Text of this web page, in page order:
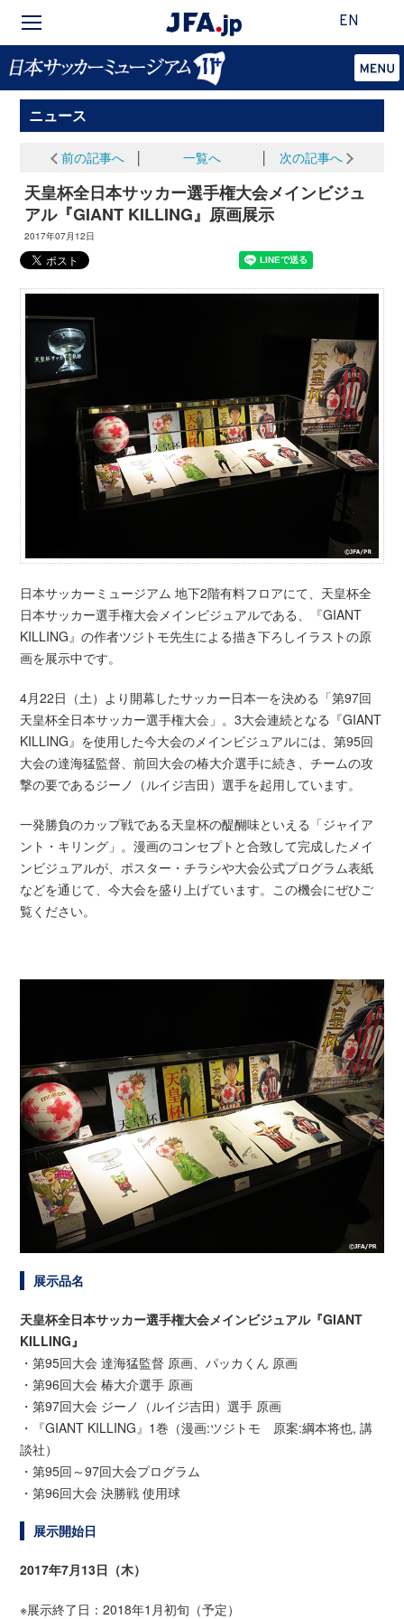
EN
ニュース
前の記事へ 一覧へ 次の記事へ
天皇杯全日本サッカー選手権大会メインビジュ
アル『GIANT KILLING』原画展示
2017年07月12日
日本サッカーミュージアム 地下2階有料フロアにて、天皇杯全
日本サッカー選手権大会メインビジュアルである、『GIANT
KILLING』の作者ツジトモ先生による描き下ろしイラストの原
画を展示中です。
4月22日（土）より開幕したサッカー日本一を決める「第97回
天皇杯全日本サッカー選手権大会」。3大会連続となる『GIANT
KILLING』を使用した今大会のメインビジュアルには、第95回
大会の達海猛監督、前回大会の椿大介選手に続き、チームの攻
撃の要であるジーノ（ルイジ吉田）選手を起用しています。
一発勝負のカップ戦である天皇杯の醍醐味といえる「ジャイア
ント・キリング」。漫画のコンセプトと合致して完成したメイ
ンビジュアルが、ポスター・チラシや大会公式プログラム表紙
などを通じて、今大会を盛り上げています。この機会にぜひご
覧ください。
展示品名
天皇杯全日本サッカー選手権大会メインビジュアル『GIANT
KILLING』
・第95回大会 達海猛監督 原画、パッカくん 原画
・第96回大会 椿大介選手 原画
・第97回大会 ジーノ（ルイジ吉田）選手 原画
・『GIANT KILLING』1巻（漫画:ツジトモ 原案:綱本将也, 講
談社）
・第95回～97回大会プログラム
・第96回大会 決勝戦 使用球
展示開始日
2017年7月13日（木）
※展示終了日：2018年1月初旬（予定）